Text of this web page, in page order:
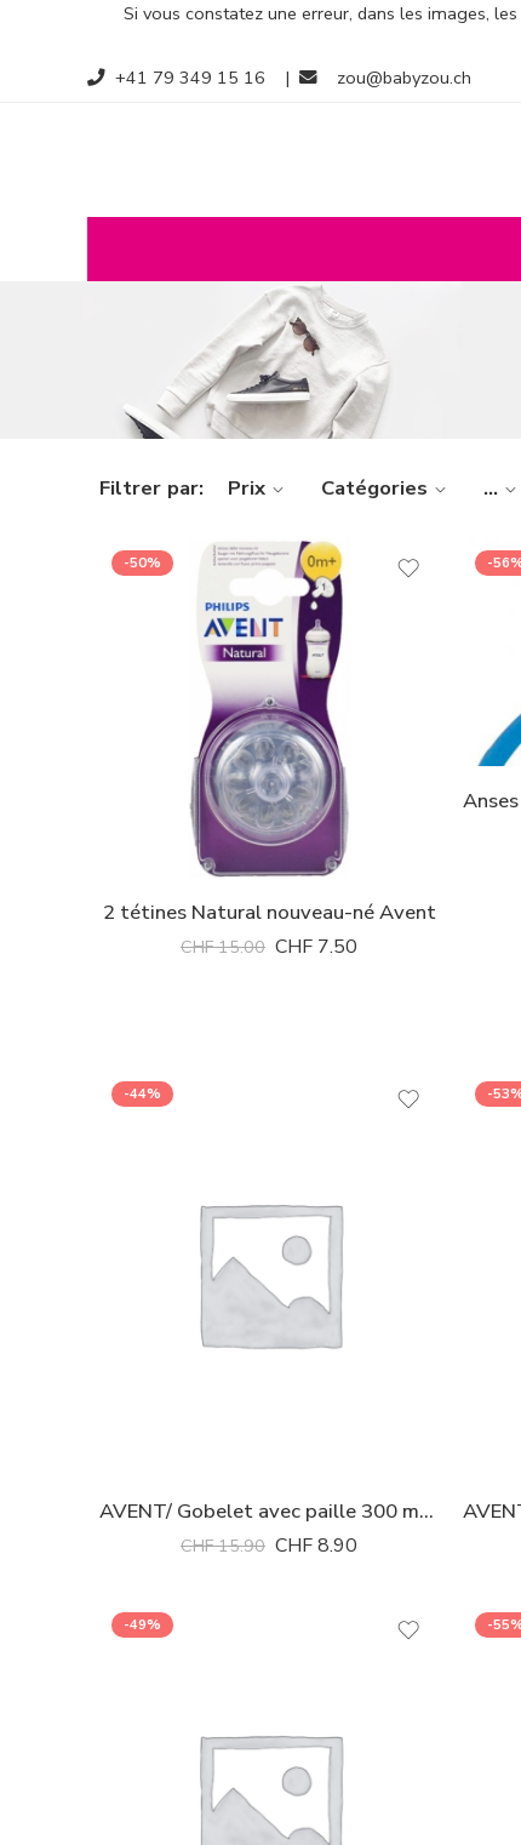
Si vous constatez une erreur, dans les images,
+41 79 349 15 16 | zou@babyzou.ch
Filtrer par: Prix Catégories ...
-50%
2 tétines Natural nouveau-né Avent
CHF15.00 CHF 7.50
-
-44%
AVENT/ Gobelet avec paille 300 ml rose 300ml
CHF15.90 CHF8.90
-
-49% -